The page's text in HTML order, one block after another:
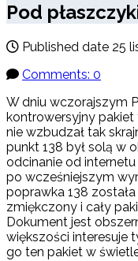
Pod
Published date 25
Comments: 0
W dniu wczorajszym
kontrowersyjny
nie wzbudzał tak
punkt 138 był solą w
odcinanie od
po wcześniejszym
poprawka 138
zmiękczony i cały
Dokument jest
większości interesuje
go ten pakiet w